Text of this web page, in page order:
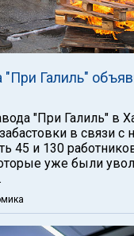
"При Галиль"
"При Галиль" в
в связи с
45 и 130
уже были